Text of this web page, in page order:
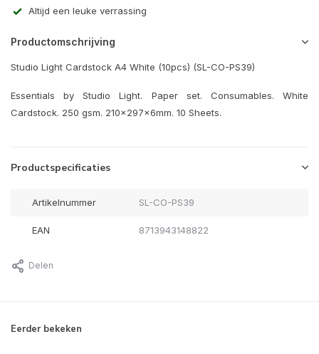
Altijd een leuke verrassing
Productomschrijving
Studio Light Cardstock A4 White (10pcs) (SL-CO-PS39)
Essentials by Studio Light. Paper set. Consumables. White
Cardstock. 250 gsm. 210x297x6mm. 10 Sheets.
Productspecificaties
Artikelnummer SL-CO-PS39
EAN 8713943148822
Delen
Eerder bekeken